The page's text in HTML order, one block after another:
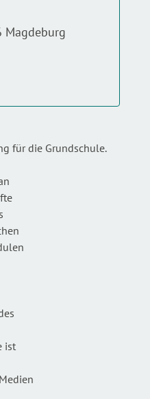
Magdeburg
für die Grundschule.
ist